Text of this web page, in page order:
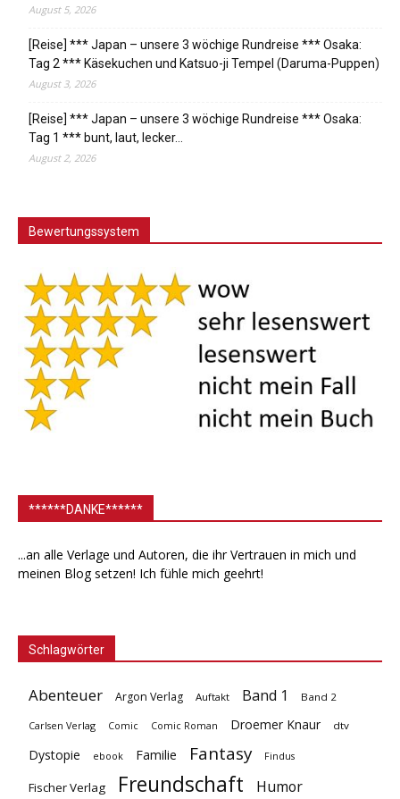
August 5, 2026
[Reise] *** Japan – unsere 3 wöchige Rundreise *** Osaka:
Tag 2 *** Käsekuchen und Katsuo-ji Tempel (Daruma-Puppen)
August 3, 2026
[Reise] *** Japan – unsere 3 wöchige Rundreise *** Osaka:
Tag 1 *** bunt, laut, lecker…
August 2, 2026
Bewertungssystem
******DANKE******
...an alle Verlage und Autoren, die ihr Vertrauen in mich und
meinen Blog setzen! Ich fühle mich geehrt!
Schlagwörter
Abenteuer Argon Verlag Auftakt Band 1 Band 2
Carlsen Verlag Comic Comic Roman Droemer Knaur dtv
Dystopie ebook Familie Fantasy Findus
Fischer Verlag Freundschaft Humor